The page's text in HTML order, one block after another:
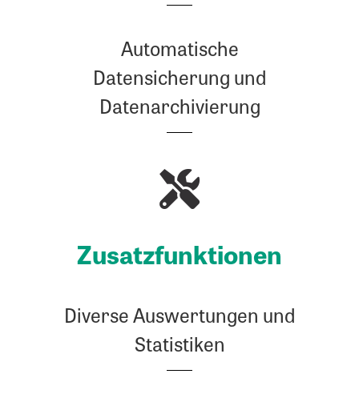
Automatische
Datensicherung und
Datenarchivierung
Zusatz­funk­tio­nen
Diverse Auswertungen und
Statistiken